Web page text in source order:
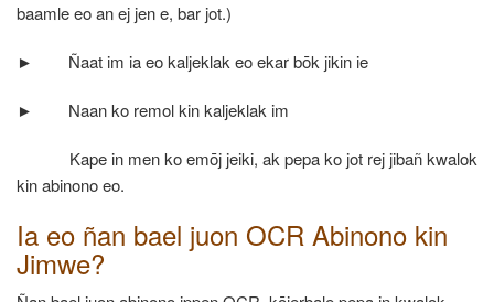
baamle eo an ej jen e, bar jot.)
► Ñaat im ia eo kaljeklak eo ekar bōk jikin ie
► Naan ko remol kin kaljeklak im
Kape in men ko emōj jeiki, ak pepa ko jot rej jibañ kwalok
kin abinono eo.
Ia eo ñan bael juon OCR Abinono kin
Jimwe?